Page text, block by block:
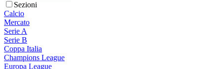
Sezioni
Calcio
Mercato
Serie A
Serie B
Coppa Italia
Champions League
Europa League